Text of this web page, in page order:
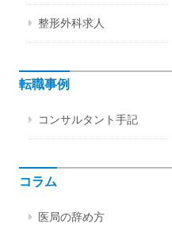
整形外科求人
転職事例
コンサルタント手記
コラム
医局の辞め方